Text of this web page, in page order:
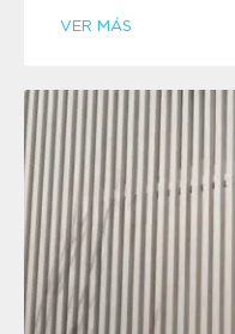
VER MÁS